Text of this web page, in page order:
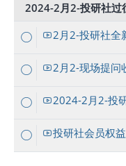
2024-2月2-投研社过
2月2-投研社全
2月2-现场提问
2024-2月2-投
投研社会员权